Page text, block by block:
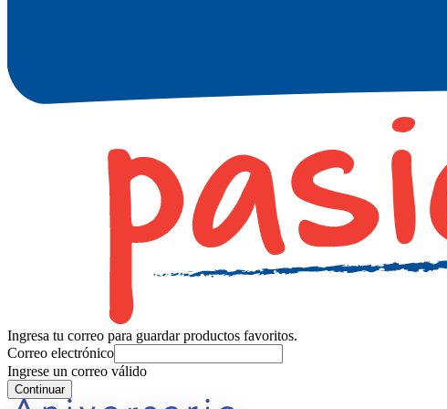
Ingresa tu correo para guardar productos favoritos.
Correo electrónico
Ingrese un correo válido
Continuar